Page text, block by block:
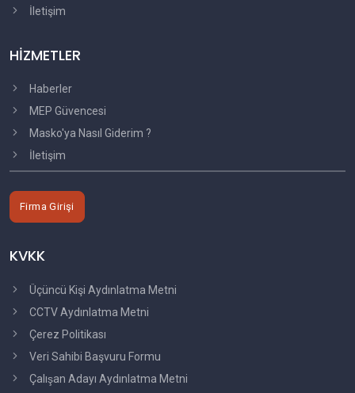
İletişim
HİZMETLER
Haberler
MEP Güvencesi
Masko'ya Nasıl Giderim ?
İletişim
Firma Girişi
KVKK
Üçüncü Kişi Aydınlatma Metni
CCTV Aydınlatma Metni
Çerez Politikası
Veri Sahibi Başvuru Formu
Çalışan Adayı Aydınlatma Metni